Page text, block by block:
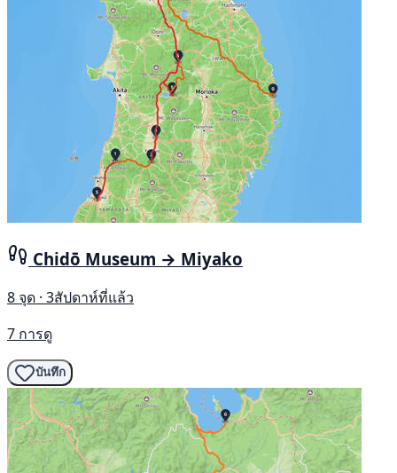
Chidō Museum → Miyako
8 จุด · 3สัปดาห์ที่แล้ว
7 การดู
บันทึก